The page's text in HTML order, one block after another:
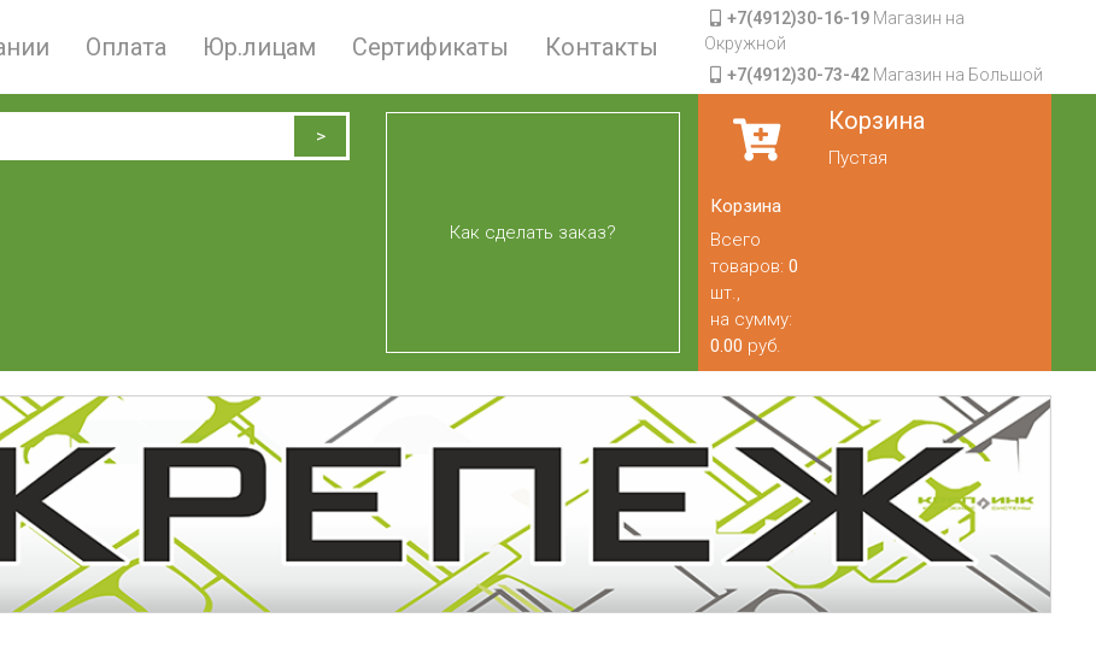
Оплата Юр.лицам Сертификаты Контакты
+7(4912)30-16-19Магазин на
Окружной
+7(4912)30-73-42Магазин на Большой
Как сделать заказ?
Корзина
Пустая
Корзина
Всего
товаров: 0
шт.,
на сумму:
0.00 руб.